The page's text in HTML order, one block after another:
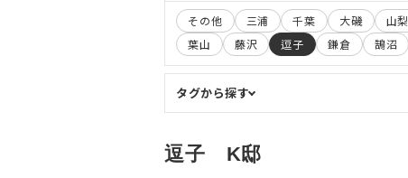
その他 三浦 千葉 大磯 山梨
葉山
藤沢 逗子 鎌倉 鵠沼
タグから探す
逗子 K邸